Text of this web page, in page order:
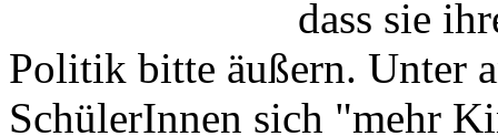
dass sie
Politik bitte äußern. Unter
SchülerInnen sich "mehr